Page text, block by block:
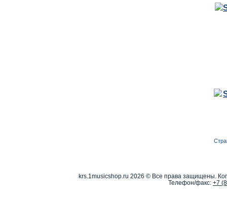
krs.1musicshop.ru 2026 © Все права защищены.
Телефон/факс: +7